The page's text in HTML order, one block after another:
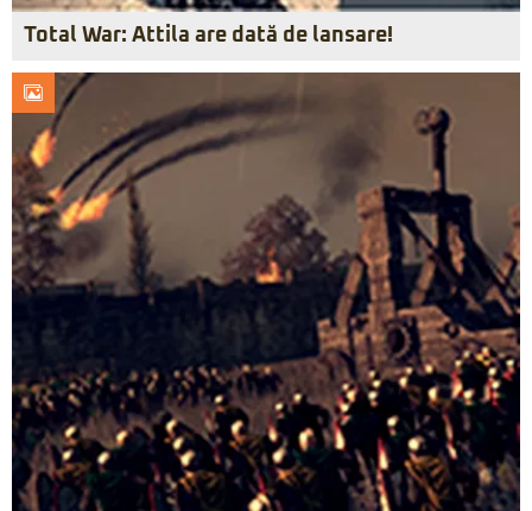
Total War: Attila are dată de lansare!